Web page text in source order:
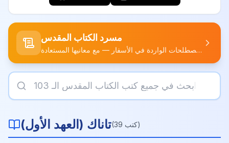
مسرد الكتاب المقدس
الأسماء والأماكن والمصطلحات الواردة في الأسفار — مع معانيها المستعادة.
تاناك ( العهد الأول) (39 كتب)